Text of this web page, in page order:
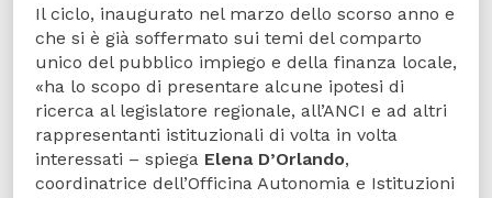
Il ciclo, inaugurato nel marzo dello scorso anno e
che si è già soffermato sui temi del comparto
unico del pubblico impiego e della finanza locale,
«ha lo scopo di presentare alcune ipotesi di
ricerca al legislatore regionale, all’ANCI e ad altri
rappresentanti istituzionali di volta in volta
interessati – spiega Elena D’Orlando,
coordinatrice dell’Officina Autonomia e Istituzioni